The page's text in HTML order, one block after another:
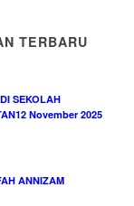
TERBARU
SEKOLAH
12 November 2025
ANNIZAM